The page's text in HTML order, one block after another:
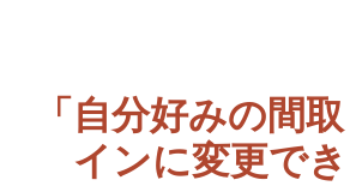
「自分好みの間
インに変更でき